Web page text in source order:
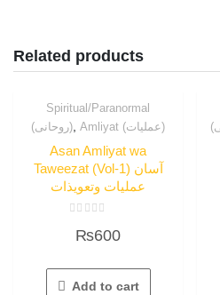
Related products
Spiritual/Paranormal
(روحانی) , Amliyat (عملیات)
Asan Amliyat wa
Taweezat (Vol-1) آسان
عملیات وتعویذات
out
5
₨600
Add to cart